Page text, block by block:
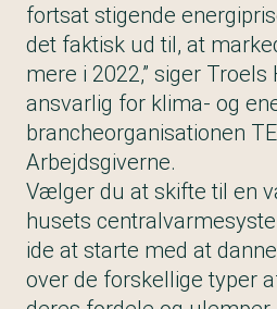
fortsat stigende
det faktisk ud til, at
mere i 2022,” siger
ansvarlig for klima- og
brancheorganisationen
Arbejdsgiverne.
Vælger du at skifte til en
husets
ide at starte med at
over de forskellige typer